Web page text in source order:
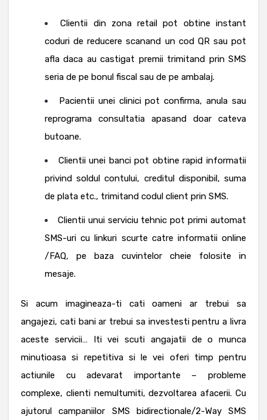
Clientii din zona retail pot obtine instant
coduri de reducere scanand un cod QR sau pot
afla daca au castigat premii trimitand prin SMS
seria de pe bonul fiscal sau de pe ambalaj.
Pacientii unei clinici pot confirma, anula sau
reprograma consultatia apasand doar cateva
butoane.
Clientii unei banci pot obtine rapid informatii
privind soldul contului, creditul disponibil, suma
de plata etc., trimitand codul client prin SMS.
Clientii unui serviciu tehnic pot primi automat
SMS-uri cu linkuri scurte catre informatii online
/FAQ, pe baza cuvintelor cheie folosite in
mesaje.
Si acum imagineaza-ti cati oameni ar trebui sa
angajezi, cati bani ar trebui sa investesti pentru a livra
aceste servicii… Iti vei scuti angajatii de o munca
minutioasa si repetitiva si le vei oferi timp pentru
actiunile cu adevarat importante – probleme
complexe, clienti nemultumiti, dezvoltarea afacerii. Cu
ajutorul campaniilor SMS bidirectionale/2-Way SMS